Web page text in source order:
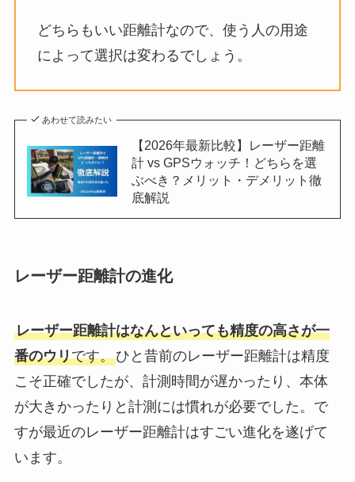
どちらもいい距離計なので、使う人の用途
によって選択は変わるでしょう。
あわせて読みたい
【2026年最新比較】レーザー距離
計 vs GPSウォッチ！どちらを選
ぶべき？メリット・デメリット徹
底解説
レーザー距離計の進化
レーザー距離計はなんといっても精度の高さが一
番のウリです。ひと昔前のレーザー距離計は精度
こそ正確でしたが、計測時間が遅かったり、本体
が大きかったりと計測には慣れが必要でした。で
すが最近のレーザー距離計はすごい進化を遂げて
います。